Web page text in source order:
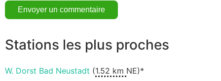
Stations les plus proches
W. Dorst Bad Neustadt (1.52 km NE)*